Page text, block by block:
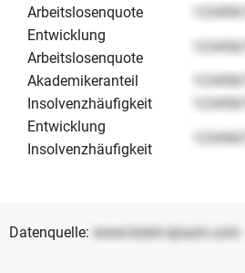
Arbeitslosenquote
Entwicklung
Arbeitslosenquote
Akademikeranteil
Insolvenzhäufigkeit
Entwicklung
Insolvenzhäufigkeit
Datenquelle: www.lorem-ipsum.com